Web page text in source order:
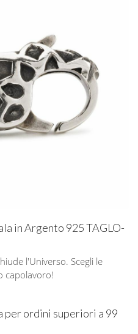
in Argento 925 TAGLO-
l'Universo. Scegli le
capolavoro!
per ordini superiori a 99